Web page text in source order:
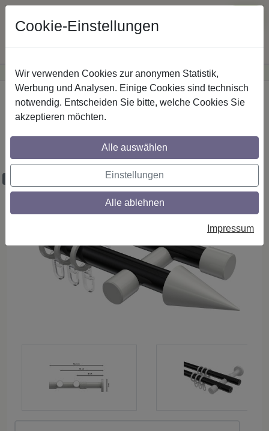
Günstige Versandkosteninnerhalb Österreichs· Sichere Zahlung
Startseite Gardinenstangen Metall
Gardinenstangen aus Metall in 20 mm Ø,
2-läufig, Modell PRESTIGE - Savio
Schwarz / Weiß
Cookie-Einstellungen
Wir verwenden Cookies zur anonymen Statistik,
Werbung und Analysen. Einige Cookies sind technisch
notwendig. Entscheiden Sie bitte, welche Cookies Sie
akzeptieren möchten.
Alle auswählen
Einstellungen
Alle ablehnen
Impressum